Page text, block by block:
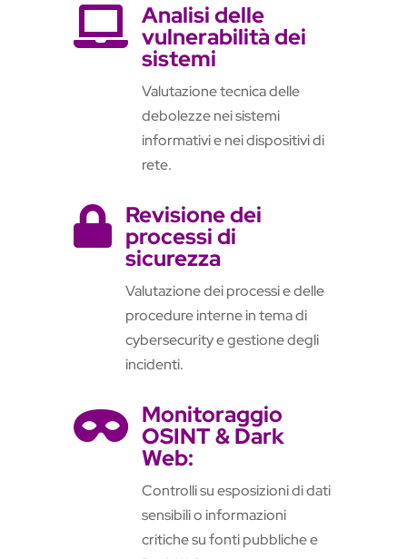
 Analisi delle
vulnerabilità dei
sistemi
Valutazione tecnica delle
debolezze nei sistemi
informativi e nei dispositivi di
rete.
 Revisione dei
processi di
sicurezza
Valutazione dei processi e delle
procedure interne in tema di
cybersecurity e gestione degli
incidenti.
 Monitoraggio
OSINT & Dark
Web:
Controlli su esposizioni di dati
sensibili o informazioni
critiche su fonti pubbliche e